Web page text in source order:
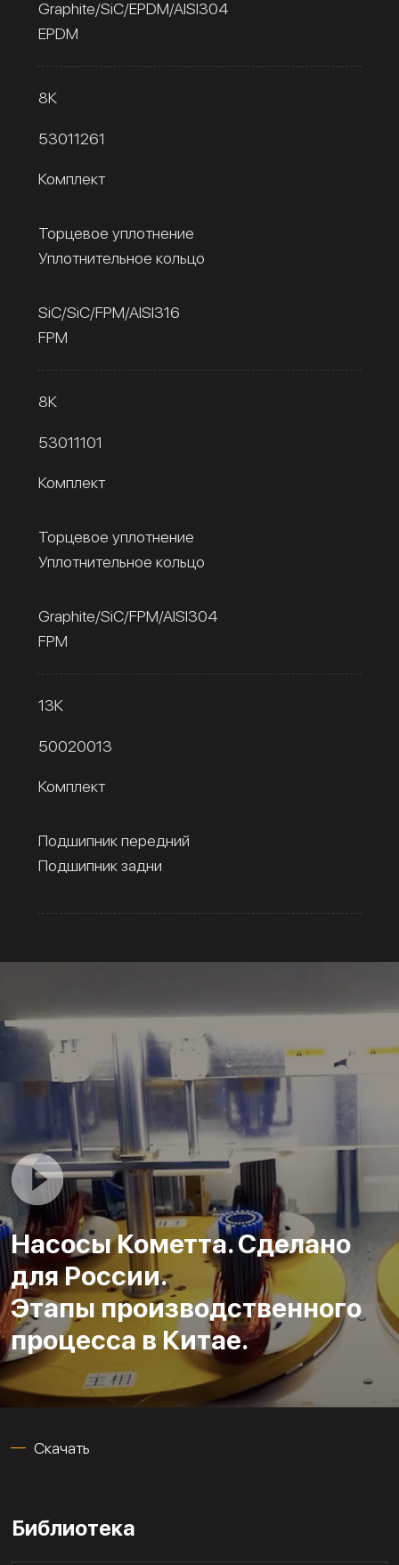
Graphite/SiC/EPDM/AISI304
EPDM
8К
53011261
Комплект
Торцевое уплотнение
Уплотнительное кольцо
SiC/SiC/FPM/AISI316
FPM
8К
53011101
Комплект
Торцевое уплотнение
Уплотнительное кольцо
Graphite/SiC/FPM/AISI304
FPM
13К
50020013
Комплект
Подшипник передний
Подшипник задни
Насосы Кометта. Сделано
для России.
Этапы производственного
процесса в Китае.
Скачать
Библиотека